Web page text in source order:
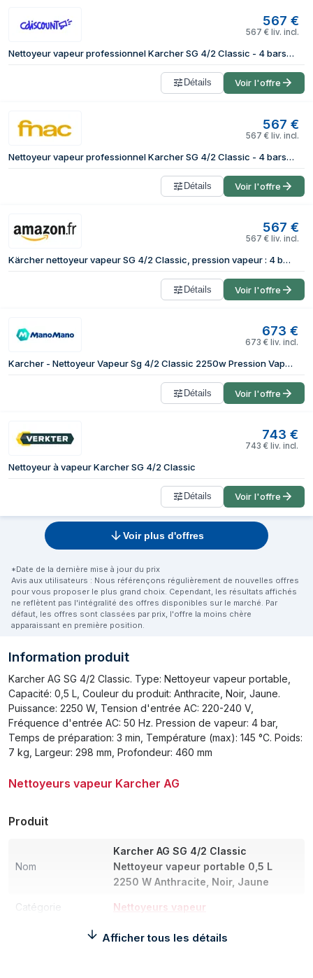
567 €
567 € liv. incl.
Nettoyeur vapeur professionnel Karcher SG 4/2 Classic - 4 bars - 2250 W - temp max 145°C - réservoir 1.5l
Détails Voir l'offre
567 €
567 € liv. incl.
Nettoyeur vapeur professionnel Karcher SG 4/2 Classic - 4 bars - 2250 W - temp max 145°C - réservoir 1.5l
Détails Voir l'offre
567 €
567 € liv. incl.
Kärcher nettoyeur vapeur SG 4/2 Classic, pression vapeur : 4 bars, réservoir : 0,5 l chaudière + 1,5 l réservoir d'eau propre, buse à main, tuyau vapeur de 2,5 m, Power buse, accessoires multifonction
Détails Voir l'offre
673 €
673 € liv. incl.
Karcher - Nettoyeur Vapeur Sg 4/2 Classic 2250w Pression Vapeur 4bar
Détails Voir l'offre
743 €
743 € liv. incl.
Nettoyeur à vapeur Karcher SG 4/2 Classic
Détails Voir l'offre
Voir plus d'offres
*Date de la dernière mise à jour du prix
Avis aux utilisateurs : Nous référençons régulièrement de nouvelles offres
pour vous proposer le plus grand choix. Cependant, les résultats affichés
ne reflètent pas l'intégralité des offres disponibles sur le marché. Par
défaut, les offres sont classées par prix, l'offre la moins chère
apparaissant en première position.
Information produit
Karcher AG SG 4/2 Classic. Type: Nettoyeur vapeur portable,
Capacité: 0,5 L, Couleur du produit: Anthracite, Noir, Jaune.
Puissance: 2250 W, Tension d'entrée AC: 220-240 V,
Fréquence d'entrée AC: 50 Hz. Pression de vapeur: 4 bar,
Temps de préparation: 3 min, Température (max): 145 °C. Poids:
7 kg, Largeur: 298 mm, Profondeur: 460 mm
Nettoyeurs vapeur Karcher AG
Produit
Nom
Karcher AG SG 4/2 Classic
Nettoyeur vapeur portable 0,5 L
2250 W Anthracite, Noir, Jaune
Catégorie Nettoyeurs vapeur
Karcher AG
Afficher tous les détails